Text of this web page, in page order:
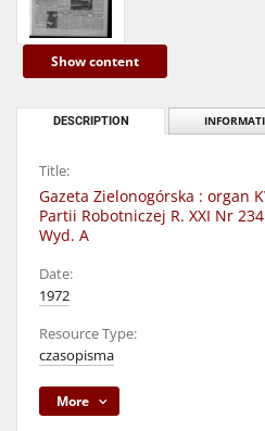
Show content
DESCRIPTION
Title:
Gazeta Zielonogórska : organ
Partii Robotniczej R. XXI Nr
Wyd. A
Date:
1972
Resource Type:
czasopisma
More